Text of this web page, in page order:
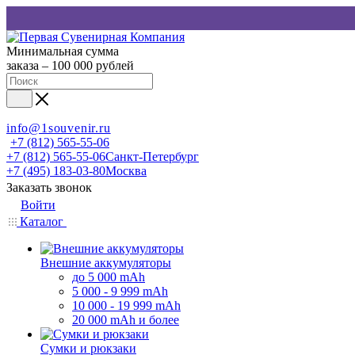
Минимальная сумма
заказа – 100 000 рублей
info@1souvenir.ru
+7 (812) 565-55-06
+7 (812) 565-55-06Санкт-Петербург
+7 (495) 183-03-80Москва
Заказать звонок
Войти
Каталог
Внешние аккумуляторы
до 5 000 mAh
5 000 - 9 999 mAh
10 000 - 19 999 mAh
20 000 mAh и более
Сумки и рюкзаки